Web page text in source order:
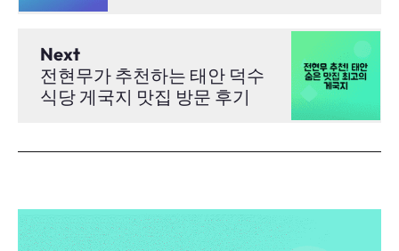
Next
전현무가 추천하는 태안 덕수
식당 게국지 맛집 방문 후기